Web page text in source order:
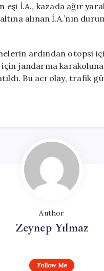
İ.A., kazada ağır
alınan İ.A.’nın
ardından otopsi
için jandarma
Bu acı olay, trafik
Author
Zeynep Yılmaz
Follow Me